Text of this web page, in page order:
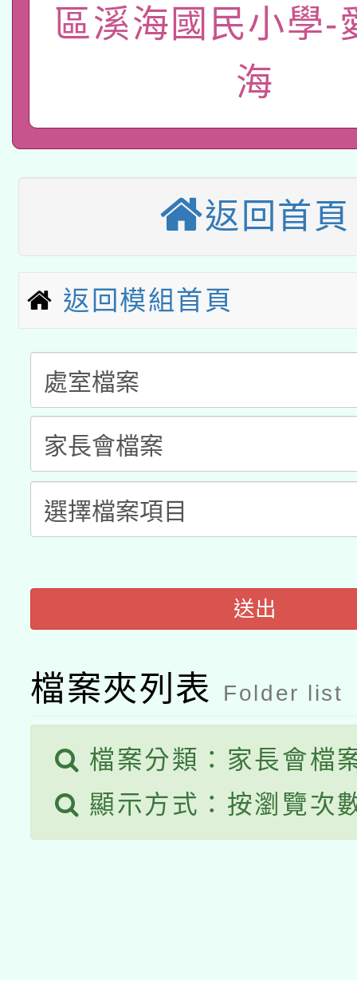
年度健康促進學校輔導
業成長研習」實施計畫
原住民族教育政策研討
族教育國際趨勢與發展
轉知教育部國民及學前
新北市政府教育局辦
師專業成長研習實施
方素養工作坊新北場」
函轉國立臺灣師範大學
族語言臺北學習中心
「族語學習班」招生簡
轉知有關國立成功大學
件」活動簡章
教育部國民及學前教育
年度COVID-19疫苗接
接種對象擴大為「滿6
接種之民眾」措施，延
月28日止
轉知經濟部水利署委託
業技術研究院辦理「
用水績優單位及節水達
動」
115年8月22日(星期六
桃園市孔廟祈福系列
開 智慧啟航」
2026年桃園地景藝術
「2026桃園藝術巡演
轉知教育部國民及學前
國立臺灣師範大學辦理
年度健康促進學校輔導
業成長研習」實施計畫
函轉國家教育研究院中
原住民族教育政策研討
族教育國際趨勢與發展
轉知教育部國民及學前
新北市政府教育局辦理
師專業成長研習實施計
函轉國立臺灣師範大學
族語言臺北學習中心
「族語學習班」招生簡
轉知有關國立成功大學
文教學共融平台-教案
件」活動簡章
教育部國民及學前教育
接種對象擴大為「滿6
接種之民眾」措施，延
月28日止
區溪海國民小學-
海
返回首頁
返回模組首頁
送出
檔案夾列表 Folder list
檔案分類：家長會檔
顯示方式：按瀏覽次